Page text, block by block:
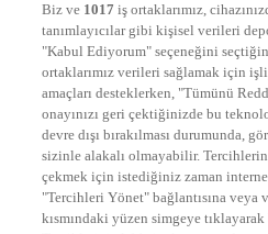
STAR
EURO STAR
KRAL POP TV
DYG Radyolar
NTV RADYO
KRAL FM
KRAL POP
EKSEN
VOYAGE
DYG Dijital
ntv.com.tr
Biz ve 1017 iş ortaklarımız,
tanımlayıcılar gibi kişisel verileri
"Kabul Ediyorum" seçeneğini
ortaklarımız verileri sağlamak için
amaçları desteklerken, "Tümünü
onayınızı geri çektiğinizde bu
devre dışı bırakılması durumunda,
sizinle alakalı olmayabilir.
çekmek için istediğiniz zaman
"Tercihleri Yönet" bağlantısına veya
kısmındaki yüzen simgeye